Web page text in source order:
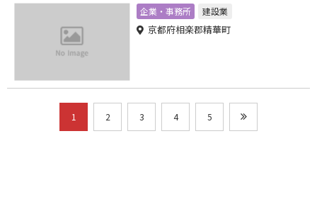
企業・事務所
建設業
京都府相楽郡精華町
1 2 3 4 5